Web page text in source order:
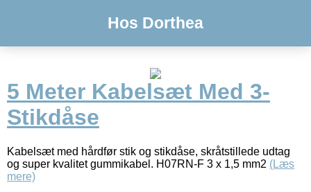
Hos Dorthea
5 Meter Kabelsæt Med 3-
Stikdåse
Kabelsæt med hårdfør stik og stikdåse, skråtstillede udtag
og super kvalitet gummikabel. H07RN-F 3 x 1,5 mm2 (Læs
mere)